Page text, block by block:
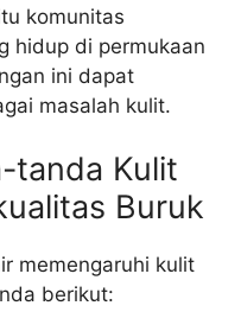
komunitas
hidup di permukaan
ini dapat
masalah kulit.
tanda Kulit
Buruk
memengaruhi kulit
berikut: